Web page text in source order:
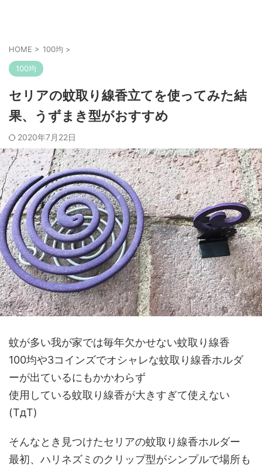
HOME > 100均 >
100均
セリアの蚊取り線香立てを使ってみた結
果、うずまき型がおすすめ
2020年7月22日
蚊が多い我が家では毎年欠かせない蚊取り線香
100均や3コインズでオシャレな蚊取り線香ホルダ
ーが出ているにもかかわらず
使用している蚊取り線香が大きすぎて使えない
(TдT)
そんなとき見つけたセリアの蚊取り線香ホルダー
最初、ハリネズミのクリップ型がシンプルで場所も